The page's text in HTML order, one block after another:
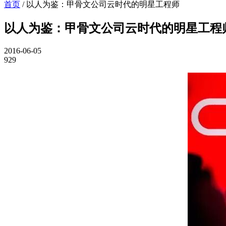
首页 / 以人为鉴：甲骨文公司云时代的明星工程师
以人为鉴：甲骨文公司云时代的明星工程
2016-06-05
929